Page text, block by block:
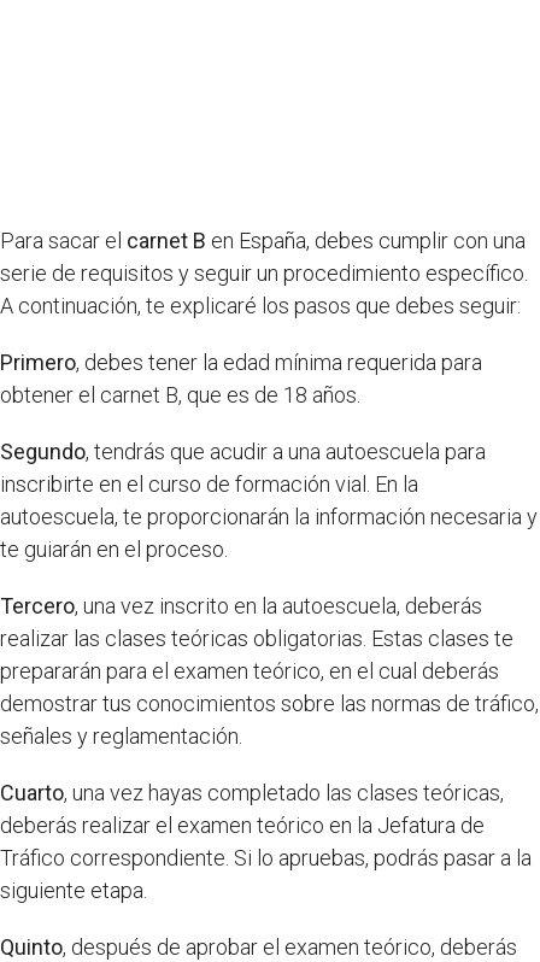
Para sacar el carnet B en España, debes cumplir con una
serie de requisitos y seguir un procedimiento específico.
A continuación, te explicaré los pasos que debes seguir:
Primero, debes tener la edad mínima requerida para
obtener el carnet B, que es de 18 años.
Segundo, tendrás que acudir a una autoescuela para
inscribirte en el curso de formación vial. En la
autoescuela, te proporcionarán la información necesaria y
te guiarán en el proceso.
Tercero, una vez inscrito en la autoescuela, deberás
realizar las clases teóricas obligatorias. Estas clases te
prepararán para el examen teórico, en el cual deberás
demostrar tus conocimientos sobre las normas de tráfico,
señales y reglamentación.
Cuarto, una vez hayas completado las clases teóricas,
deberás realizar el examen teórico en la Jefatura de
Tráfico correspondiente. Si lo apruebas, podrás pasar a la
siguiente etapa.
Quinto, después de aprobar el examen teórico, deberás